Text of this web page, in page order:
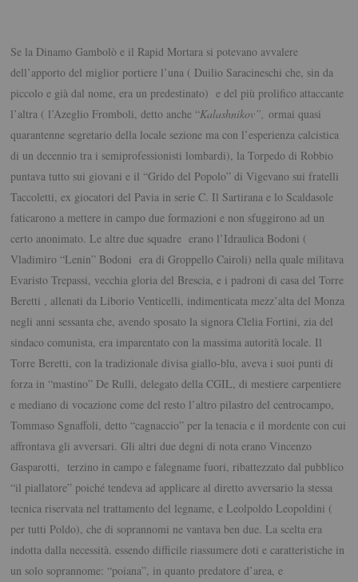
Se la Dinamo Gambolò e il Rapid Mortara si potevano avvalere
dell’apporto del miglior portiere l’una ( Duilio Saracineschi che, sin da
piccolo e già dal nome, era un predestinato) e del più prolifico attaccante
l’altra ( l’Azeglio Fromboli, detto anche “Kalashnikov”, ormai quasi
quarantenne segretario della locale sezione ma con l’esperienza calcistica
di un decennio tra i semiprofessionisti lombardi), la Torpedo di Robbio
puntava tutto sui giovani e il “Grido del Popolo” di Vigevano sui fratelli
Taccoletti, ex giocatori del Pavia in serie C. Il Sartirana e lo Scaldasole
faticarono a mettere in campo due formazioni e non sfuggirono ad un
certo anonimato. Le altre due squadre erano l’Idraulica Bodoni (
Vladimiro “Lenin” Bodoni era di Groppello Cairoli) nella quale militava
Evaristo Trepassi, vecchia gloria del Brescia, e i padroni di casa del Torre
Beretti , allenati da Liborio Venticelli, indimenticata mezz’alta del Monza
negli anni sessanta che, avendo sposato la signora Clelia Fortini, zia del
sindaco comunista, era imparentato con la massima autorità locale. Il
Torre Beretti, con la tradizionale divisa giallo-blu, aveva i suoi punti di
forza in “mastino” De Rulli, delegato della CGIL, di mestiere carpentiere
e mediano di vocazione come del resto l’altro pilastro del centrocampo,
Tommaso Sgnaffoli, detto “cagnaccio” per la tenacia e il mordente con cui
affrontava gli avversari. Gli altri due degni di nota erano Vincenzo
Gasparotti, terzino in campo e falegname fuori, ribattezzato dal pubblico
“il piallatore” poiché tendeva ad applicare al diretto avversario la stessa
tecnica riservata nel trattamento del legname, e Leolpoldo Leopoldini (
per tutti Poldo), che di soprannomi ne vantava ben due. La scelta era
indotta dalla necessità. essendo difficile riassumere doti e caratteristiche in
un solo soprannome: “poiana”, in quanto predatore d’area, e